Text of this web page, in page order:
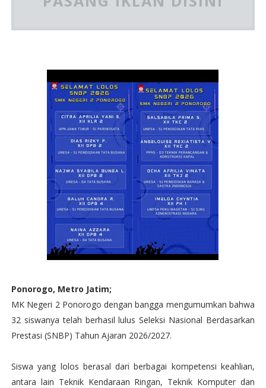
Ponorogo, Metro Jatim;
MK Negeri 2 Ponorogo dengan bangga mengumumkan bahwa
32 siswanya telah berhasil lulus Seleksi Nasional Berdasarkan
Prestasi (SNBP) Tahun Ajaran 2026/2027.
Siswa yang lolos berasal dari berbagai kompetensi keahlian,
antara lain Teknik Kendaraan Ringan, Teknik Komputer dan